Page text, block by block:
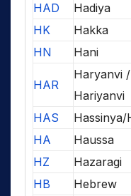
HAD
Hadiya
HK
Hakka
HN
Hani
HAR
Haryanvi
Hariyanvi
HAS
Hassinya/
HA
Haussa
HZ
Hazaragi
HB
Hebrew